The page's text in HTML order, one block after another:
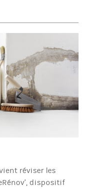
réviser les
dispositif